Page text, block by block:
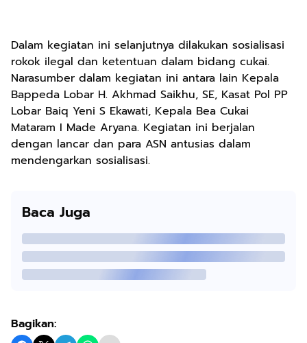
Dalam kegiatan ini selanjutnya dilakukan sosialisasi
rokok ilegal dan ketentuan dalam bidang cukai.
Narasumber dalam kegiatan ini antara lain Kepala
Bappeda Lobar H. Akhmad Saikhu, SE, Kasat Pol PP
Lobar Baiq Yeni S Ekawati, Kepala Bea Cukai
Mataram I Made Aryana. Kegiatan ini berjalan
dengan lancar dan para ASN antusias dalam
mendengarkan sosialisasi.
Baca Juga
Bagikan: